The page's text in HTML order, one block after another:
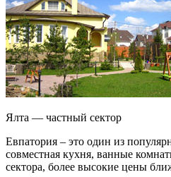
Ялта — частный сектор
Евпатория – это один из
совместная кухня, ванные
сектора, более высокие цены